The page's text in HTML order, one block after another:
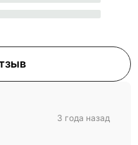
3 года назад